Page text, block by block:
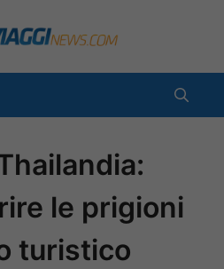
le prigioni
turistico